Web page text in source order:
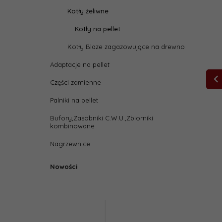
Kotły żeliwne
Kotły na pellet
Kotły Blaze zagazowujące na drewno
Adaptacje na pellet
Części zamienne
Palniki na pellet
Bufory,Zasobniki C.W.U.,Zbiorniki
kombinowane
Nagrzewnice
Nowości